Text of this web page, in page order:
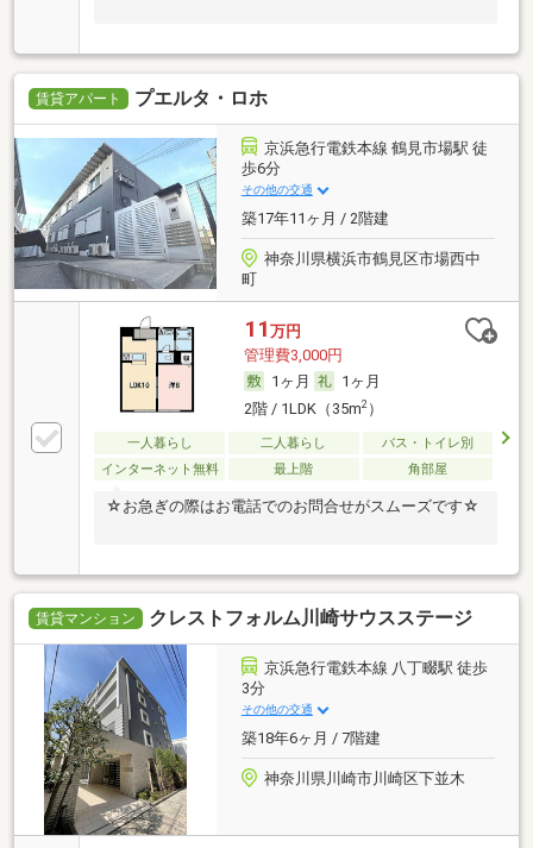
賃貸アパート プエルタ・ロホ
京浜急行電鉄本線 鶴見市場駅 徒
歩6分
その他の交通
築17年11ヶ月 / 2階建
神奈川県横浜市鶴見区市場西中
町
11 万円
管理費3,000円
1ヶ月
1ヶ月
2階 / 1LDK（35m2）
一人暮らし 二人暮らし
バス・トイレ別
インターネット無料
最上階 角部屋
☆お急ぎの際はお電話でのお問合せがスムーズです☆
賃貸マンション クレストフォルム川崎サウスステージ
京浜急行電鉄本線 八丁畷駅 徒歩
3分
その他の交通
築18年6ヶ月 / 7階建
神奈川県川崎市川崎区下並木